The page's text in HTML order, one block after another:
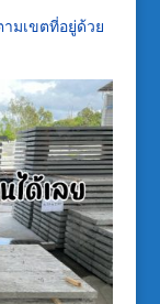
มเขตที่อยู่ด้วย